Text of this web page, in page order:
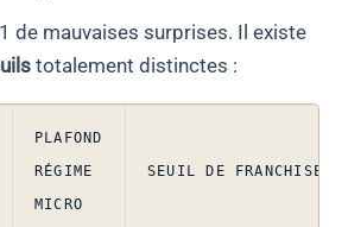
de mauvaises surprises. Il existe
totalement distinctes :
PLAFOND
RÉGIME
MICRO
SEUIL DE FRANCHISE